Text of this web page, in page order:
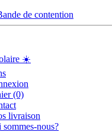
de contention
☀️
(0)
livraison
sommes-nous?